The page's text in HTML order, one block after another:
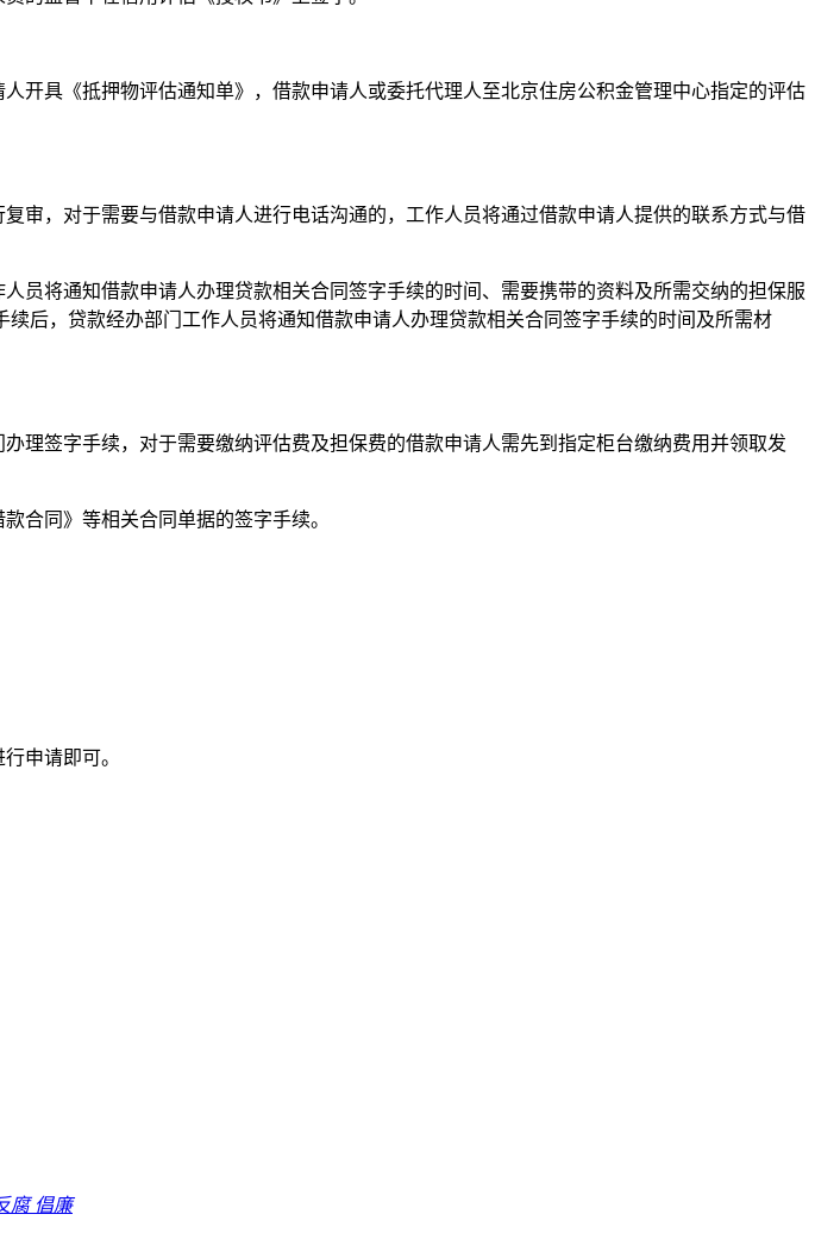
具《抵押物评估通知单》，借款申请人或委托代理人至北京住房公积金管理中心指定的评估
，对于需要与借款申请人进行电话沟通的，工作人员将通过借款申请人提供的联系方式与借
将通知借款申请人办理贷款相关合同签字手续的时间、需要携带的资料及所需交纳的担保服
后，贷款经办部门工作人员将通知借款申请人办理贷款相关合同签字手续的时间及所需材
签字手续，对于需要缴纳评估费及担保费的借款申请人需先到指定柜台缴纳费用并领取发
合同》等相关合同单据的签字手续。
申请即可。
腐 倡廉